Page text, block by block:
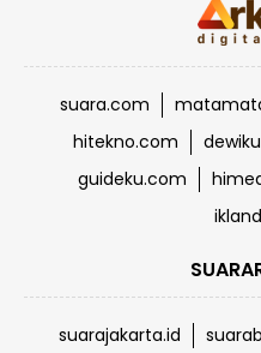
suara.com
hitekno.com
guideku.com
suarajakarta.id